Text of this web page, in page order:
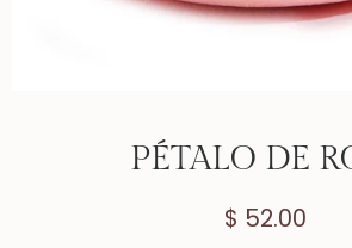
PÉTALO DE
$ 52.00